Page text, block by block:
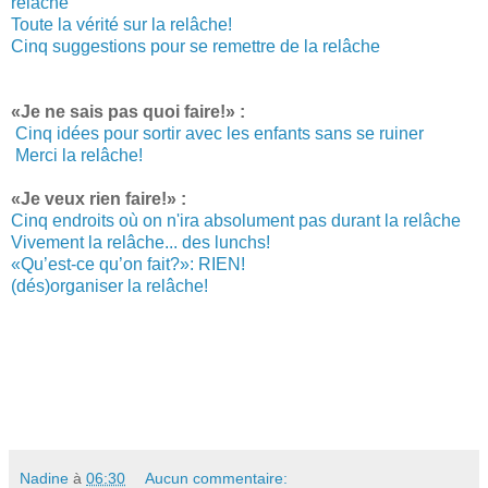
Toute la vérité sur la relâche!
Cinq suggestions pour se remettre de la relâche
«Je ne sais pas quoi faire!» :
Cinq idées pour sortir avec les enfants sans se ruiner
Merci la relâche!
«Je veux rien faire!» :
Cinq endroits où on n'ira absolument pas durant la relâche
Vivement la relâche... des lunchs!
«Qu’est-ce qu’on fait?»: RIEN!
(dés)organiser la relâche!
Nadine à 06:30 Aucun commentaire: